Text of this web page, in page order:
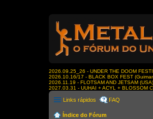
2026.09.25_26 - UNDER THE DOOM
2026.10.16/17 - BLACK BOX FEST
2026.11.19 - FLOTSAM AND JETSAM
2027.03.31 - UUHAI + ACYL + BLOSSOM
Links rápidos FAQ
Índice do Fórum